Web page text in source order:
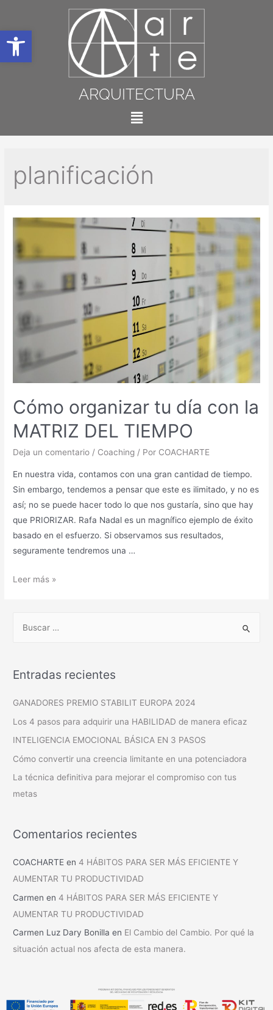
Abrir barra de herramientas
ARQUITECTURA
planificación
Cómo organizar tu día con la
MATRIZ DEL TIEMPO
Deja un comentario / Coaching / Por COACHARTE
En nuestra vida, contamos con una gran cantidad de tiempo.
Sin embargo, tendemos a pensar que este es ilimitado, y no es
así; no se puede hacer todo lo que nos gustaría, sino que hay
que PRIORIZAR. Rafa Nadal es un magnífico ejemplo de éxito
basado en el esfuerzo. Si observamos sus resultados,
seguramente tendremos una …
Leer más »
Entradas recientes
GANADORES PREMIO STABILIT EUROPA 2024
Los 4 pasos para adquirir una HABILIDAD de manera eficaz
INTELIGENCIA EMOCIONAL BÁSICA EN 3 PASOS
Cómo convertir una creencia limitante en una potenciadora
La técnica definitiva para mejorar el compromiso con tus
metas
Comentarios recientes
COACHARTE en4 HÁBITOS PARA SER MÁS EFICIENTE Y
AUMENTAR TU PRODUCTIVIDAD
Carmen en4 HÁBITOS PARA SER MÁS EFICIENTE Y
AUMENTAR TU PRODUCTIVIDAD
Carmen Luz Dary Bonilla en El Cambio del Cambio. Por qué la
situación actual nos afecta de esta manera.